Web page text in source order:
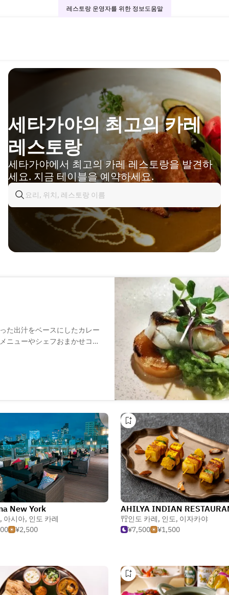
레스토랑 운영자를 위한 정보도움말
세타가야의 최고의 카레
레스토랑
세타가야에서 최고의 카레 레스토랑을 발견하
세요. 지금 테이블을 예약하세요.
た出汁をベースにしたカレー
ニューやシェフおまかせコー
New York
, 아시아, 인도 카레
¥2,500
인도 카레, 인도, 이자카야
¥7,500
¥1,500